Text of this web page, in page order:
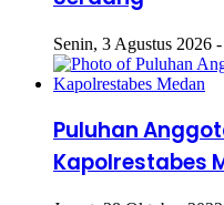
Senin, 3 Agustus 2026
Puluhan
Kapolrestabes